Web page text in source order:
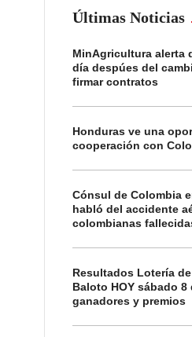
Últimas Noticias
MinAgricultura alerta
día despúes del
firmar contratos
Honduras ve una
cooperación con
Cónsul de Colombia
habló del accidente
colombianas
Resultados Lotería
Baloto HOY sábado 8
ganadores y premios